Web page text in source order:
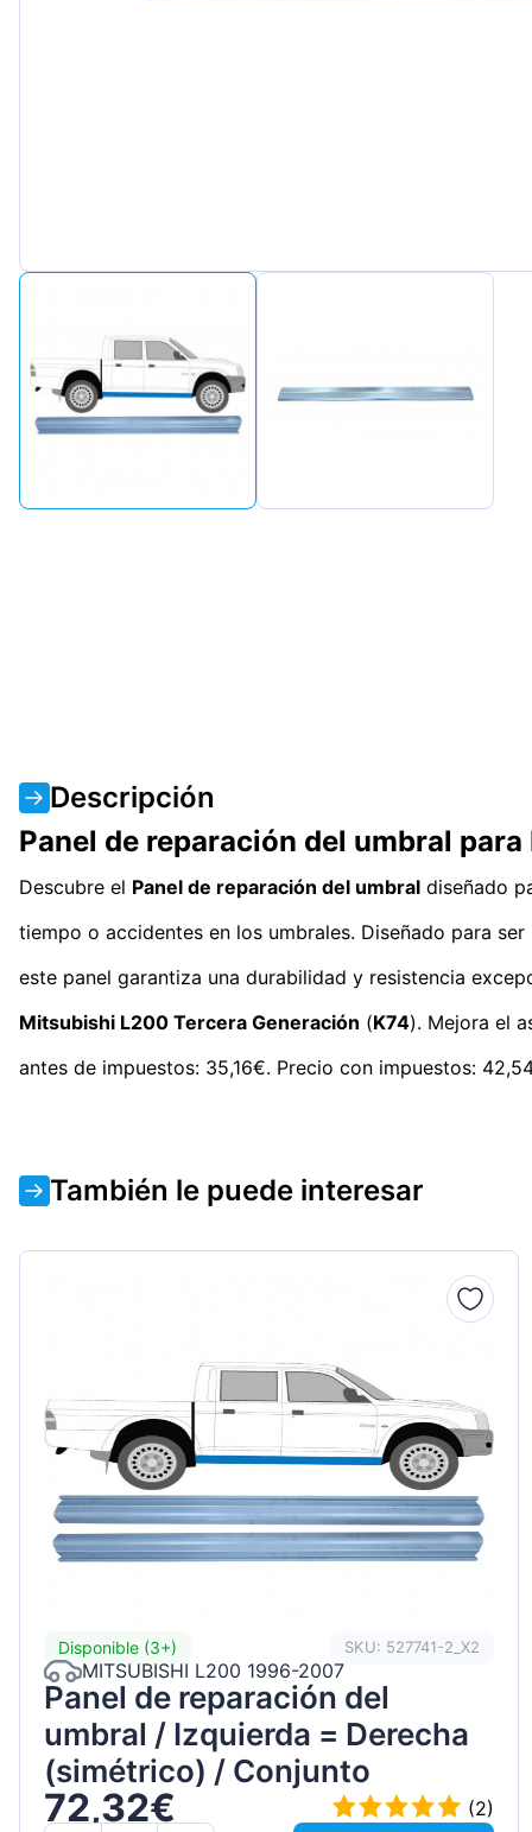
Descripción
Panel de reparación del umbral
Descubre el Panel de reparación del umbral diseñado
tiempo o accidentes en los umbrales. Diseñado para
este panel garantiza una durabilidad y resistencia
Mitsubishi L200 Tercera Generación (K74). Mejora el
antes de impuestos: 35,16€. Precio con impuestos:
También le puede interesar
Disponible (3+) SKU: 527741-2_X2
MITSUBISHI L200 1996-2007
Panel de reparación del
umbral / Izquierda = Derecha
(simétrico) / Conjunto
72,32€
(2)